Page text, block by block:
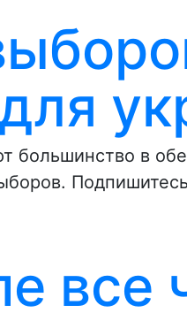
большинство в
все